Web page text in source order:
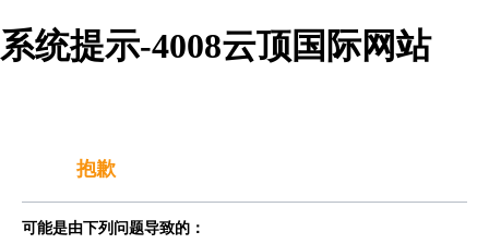
系统提示-4008云顶国际网站
抱歉
可能是由下列问题导致的：